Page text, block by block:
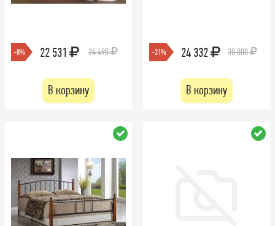
-8% 22 531 24 490
В корзину
-21% 24 332 30 800
В корзину